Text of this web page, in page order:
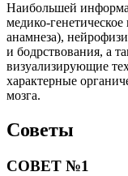
Наибольшей
медико-
анамнеза),
и бодрствования, а
визуализирующие
характерные
мозга.
Советы
СОВЕТ №1